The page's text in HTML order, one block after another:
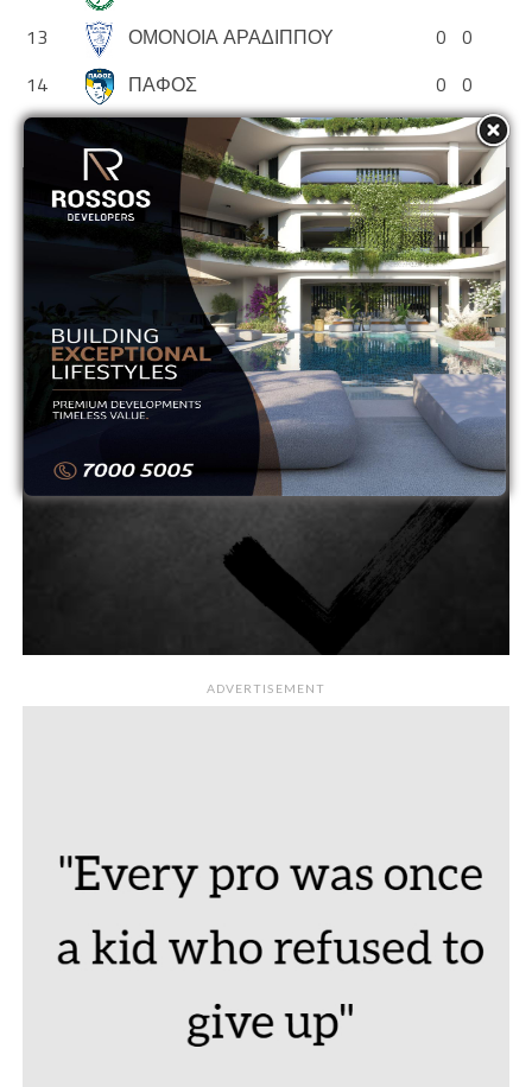
13
ΟΜΟΝΟΙΑ ΑΡΑΔΙΠΠΟΥ 0 0
14
ΠΑΦΟΣ 0 0
ADVERTISEMENT
ADVERTISEMENT